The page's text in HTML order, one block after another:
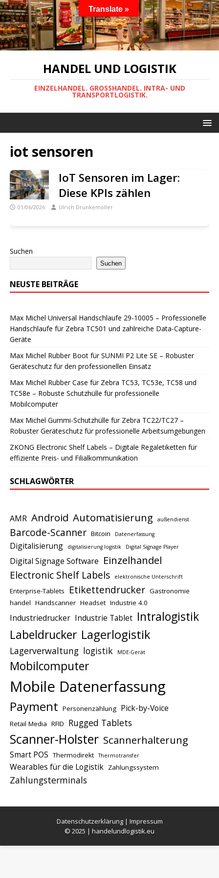
HANDEL UND LOGISTIK
EINZELHANDEL. GROSSHANDEL. INTRA- UND
TRANSPORTLOGISTIK.
iot sensoren
IoT Sensoren im Lager:
Diese KPIs zählen
01/06/2026 Ulrich Drunkemöller
Suchen
Suchen
NEUSTE BEITRÄGE
Max Michel Universal Handschlaufe 29-10005 – Professionelle
Handschlaufe für Zebra TC501 und zahlreiche Data-Capture-
Geräte
Max Michel Rubber Boot für SUNMI P2 Lite SE – Robuster
Geräteschutz für den professionellen Einsatz
Max Michel Rubber Case für Zebra TC53, TC53e, TC58 und
TC58e – Robuste Schutzhülle für professionelle
Mobilcomputer
Max Michel Gummi-Schutzhülle für Zebra TC22/TC27 –
Robuster Geräteschutz für professionelle Arbeitsumgebungen
ZKONG Electronic Shelf Labels – Digitale Regaletiketten für
effiziente Preis- und Filialkommunikation
SCHLAGWÖRTER
AMR Android Automatisierung außendienst
Barcode-Scanner Bitcoin Datenerfassung
Digitalisierung digitalisierung logistik Digital Signage Player
Digital Signage Software Einzelhandel
Electronic Shelf Labels elektronische Unterschrift
Enterprise-Tablets Etikettendrucker Gastronomie
handel Handscanner Headset Industrie 4.0
Industriedrucker Industrie Tablet Intralogistik
Labeldrucker Lagerlogistik
Lagerverwaltung logistik MDE-Gerät
Mobilcomputer
Mobile Datenerfassung
Payment Personenzählung Pick-by-Voice
Retail Media RFID Rugged Tablets
Scanner-Holster Scannerhalterung
Smart POS Thermodirekt Thermotransfer
Wearables für die Logistik Zahlungssystem
Zahlungsterminals
Datenschutzerklärung| Impressum
© 2025 | handelundlogistik.eu
Translate »